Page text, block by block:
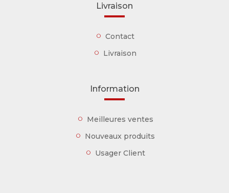
Livraison
Contact
Livraison
Information
Meilleures ventes
Nouveaux produits
Usager Client